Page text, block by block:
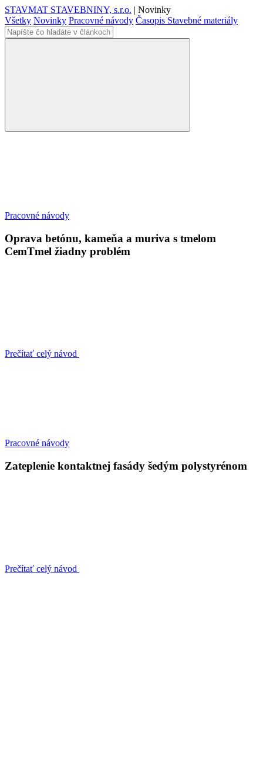
STAVMAT STAVEBNINY, s.r.o. | Novinky
Všetky Novinky Pracovné návody Časopis Stavebné materiály
Pracovné návody
Oprava betónu, kameňa a muriva s tmelom
CemTmel žiadny problém
Prečítať celý návod
Pracovné návody
Zateplenie kontaktnej fasády šedým polystyrénom
Prečítať celý návod